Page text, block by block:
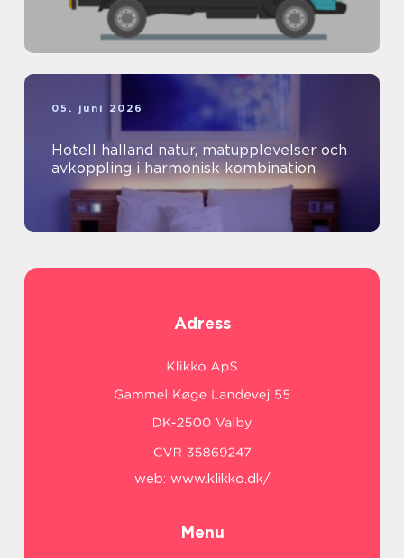
05. juni 2026
Hotell halland natur, matupplevelser och
avkoppling i harmonisk kombination
Adress
web: www.klikko.dk/
Menu